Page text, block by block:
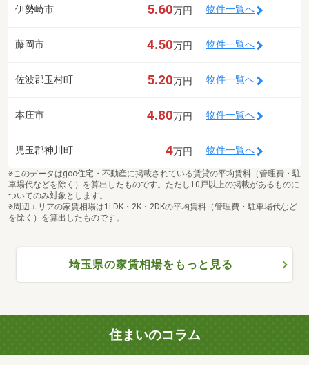
伊勢崎市 5.60万円 物件一覧へ
藤岡市 4.50万円 物件一覧へ
佐波郡玉村町 5.20万円 物件一覧へ
本庄市 4.80万円 物件一覧へ
児玉郡神川町 4万円 物件一覧へ
※このデータはgoo住宅・不動産に掲載されている賃貸の平均賃料（管理費・駐
車場代などを除く）を算出したものです。ただし10戸以上の掲載があるものに
ついてのみ対象とします。
※周辺エリアの家賃相場は1LDK・2K・2DKの平均賃料（管理費・駐車場代など
を除く）を算出したものです。
埼玉県の家賃相場をもっと見る
住まいのコラム